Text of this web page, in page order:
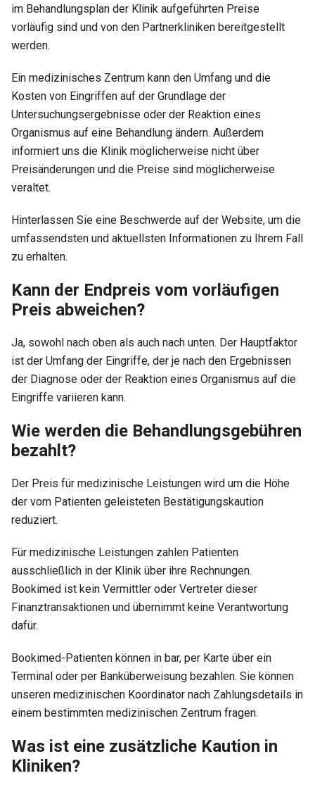
im Behandlungsplan der Klinik aufgeführten Preise
vorläufig sind und von den Partnerkliniken bereitgestellt
werden.
Ein medizinisches Zentrum kann den Umfang und die
Kosten von Eingriffen auf der Grundlage der
Untersuchungsergebnisse oder der Reaktion eines
Organismus auf eine Behandlung ändern. Außerdem
informiert uns die Klinik möglicherweise nicht über
Preisänderungen und die Preise sind möglicherweise
veraltet.
Hinterlassen Sie eine Beschwerde auf der Website, um die
umfassendsten und aktuellsten Informationen zu Ihrem Fall
zu erhalten.
Kann der Endpreis vom vorläufigen
Preis abweichen?
Ja, sowohl nach oben als auch nach unten. Der Hauptfaktor
ist der Umfang der Eingriffe, der je nach den Ergebnissen
der Diagnose oder der Reaktion eines Organismus auf die
Eingriffe variieren kann.
Wie werden die Behandlungsgebühren
bezahlt?
Der Preis für medizinische Leistungen wird um die Höhe
der vom Patienten geleisteten Bestätigungskaution
reduziert.
Für medizinische Leistungen zahlen Patienten
ausschließlich in der Klinik über ihre Rechnungen.
Bookimed ist kein Vermittler oder Vertreter dieser
Finanztransaktionen und übernimmt keine Verantwortung
dafür.
Bookimed-Patienten können in bar, per Karte über ein
Terminal oder per Banküberweisung bezahlen. Sie können
unseren medizinischen Koordinator nach Zahlungsdetails in
einem bestimmten medizinischen Zentrum fragen.
Was ist eine zusätzliche Kaution in
Kliniken?